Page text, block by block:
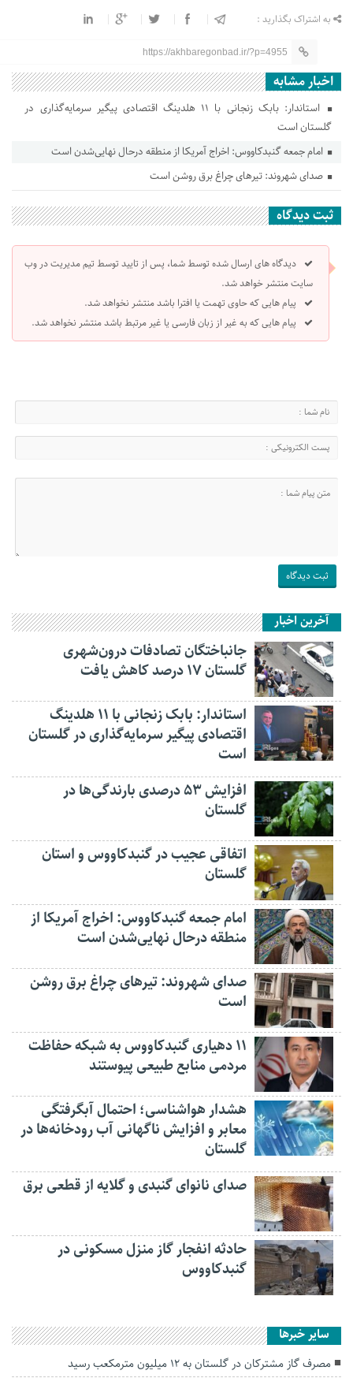
به اشتراک بگذارید :
https://akhbaregonbad.ir/?p=4955
اخبار مشابه
استاندار: بابک زنجانی با ۱۱ هلدینگ اقتصادی پیگیر سرمایه‌گذاری در
گلستان است
امام جمعه گنبدکاووس: اخراج آمریکا از منطقه درحال نهایی‌شدن است
صدای شهروند: تیرهای چراغ برق روشن است
ثبت دیدگاه
دیدگاه های ارسال شده توسط شما، پس از تایید توسط تیم مدیریت در وب
سایت منتشر خواهد شد.
پیام هایی که حاوی تهمت یا افترا باشد منتشر نخواهد شد.
پیام هایی که به غیر از زبان فارسی یا غیر مرتبط باشد منتشر نخواهد شد.
آخرین اخبار
جانباختگان تصادفات درون‌شهری
گلستان ۱۷ درصد کاهش یافت
استاندار: بابک زنجانی با ۱۱ هلدینگ
اقتصادی پیگیر سرمایه‌گذاری در گلستان
است
افزایش ۵۳ درصدی بارندگی‌ها در
گلستان
اتفاقی عجیب در‌ گنبدکاووس و استان
گلستان
امام جمعه گنبدکاووس: اخراج آمریکا از
منطقه درحال نهایی‌شدن است
صدای شهروند: تیرهای چراغ برق روشن
است
۱۱ دهیاری گنبدکاووس به شبکه حفاظت
مردمی منابع طبیعی پیوستند
هشدار هواشناسی؛ احتمال آبگرفتگی
معابر و افزایش ناگهانی آب رودخانه‌ها در
گلستان
صدای نانوای گنبدی و گلایه از قطعی برق
حادثه انفجار گاز منزل مسکونی در
گنبدکاووس
سایر خبرها
مصرف گاز مشترکان در گلستان به ۱۲ میلیون مترمکعب رسید